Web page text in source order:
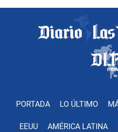
PORTADA LO ÚLTIMO
EEUU AMÉRICA LATINA